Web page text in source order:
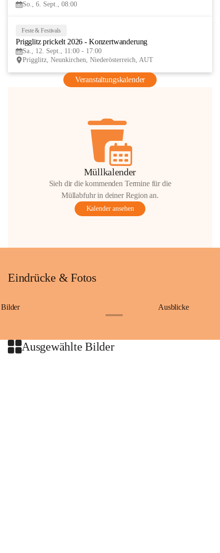
So., 6. Sept., 08:00
Feste & Festivals
Prigglitz prickelt 2026 - Konzertwanderung
Sa., 12. Sept., 11:00 - 17:00
Prigglitz, Neunkirchen, Niederösterreich, AUT
Veranstaltungskalender
Müllkalender
Sieh dir die kommenden Termine für die
Müllabfuhr in deiner Region an.
Kalender ansehen
Eindrücke & Fotos
Bilder Ausblicke
Ausgewählte Bilder